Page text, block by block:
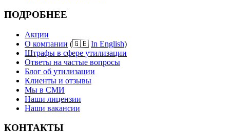
ПОДРОБНЕЕ
Акции
О компании (🇬🇧 In English)
Штрафы в сфере утилизации
Ответы на частые вопросы
Блог об утилизации
Клиенты и отзывы
Мы в СМИ
Наши лицензии
Наши вакансии
КОНТАКТЫ